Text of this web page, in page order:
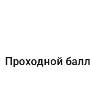
Проходной